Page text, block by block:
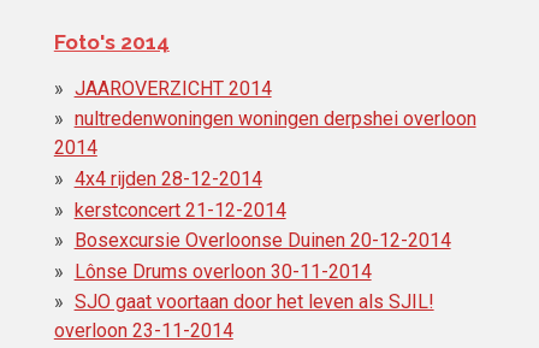
Foto's 2014
JAAROVERZICHT 2014
nultredenwoningen woningen derpshei overloon
2014
4x4 rijden 28-12-2014
kerstconcert 21-12-2014
Bosexcursie Overloonse Duinen 20-12-2014
Lônse Drums overloon 30-11-2014
SJO gaat voortaan door het leven als SJIL!
overloon 23-11-2014